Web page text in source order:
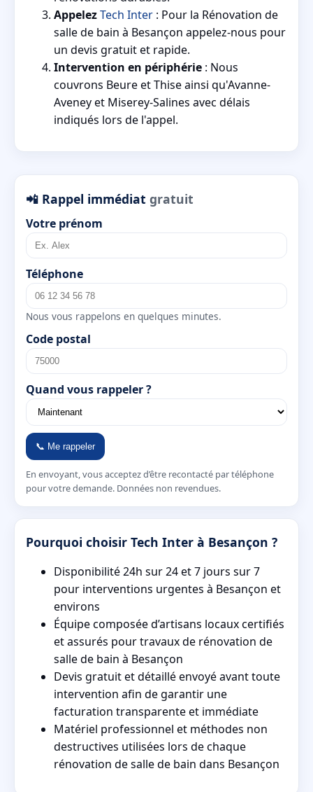
AppelezTech Inter : Pour la Rénovation de
salle de bain à Besançon appelez-nous pour
un devis gratuit et rapide.
Intervention en périphérie : Nous
couvrons Beure et Thise ainsi qu'Avanne-
Aveney et Miserey-Salines avec délais
indiqués lors de l'appel.
📲 Rappel immédiat gratuit
Votre prénom
Téléphone
Nous vous rappelons en quelques minutes.
Code postal
Quand vous rappeler ?
📞 Me rappeler
En envoyant, vous acceptez d’être recontacté par téléphone
pour votre demande. Données non revendues.
Pourquoi choisir Tech Inter à Besançon ?
Disponibilité 24h sur 24 et 7 jours sur 7
pour interventions urgentes à Besançon et
environs
Équipe composée d’artisans locaux certifiés
et assurés pour travaux de rénovation de
salle de bain à Besançon
Devis gratuit et détaillé envoyé avant toute
intervention afin de garantir une
facturation transparente et immédiate
Matériel professionnel et méthodes non
destructives utilisées lors de chaque
rénovation de salle de bain dans Besançon